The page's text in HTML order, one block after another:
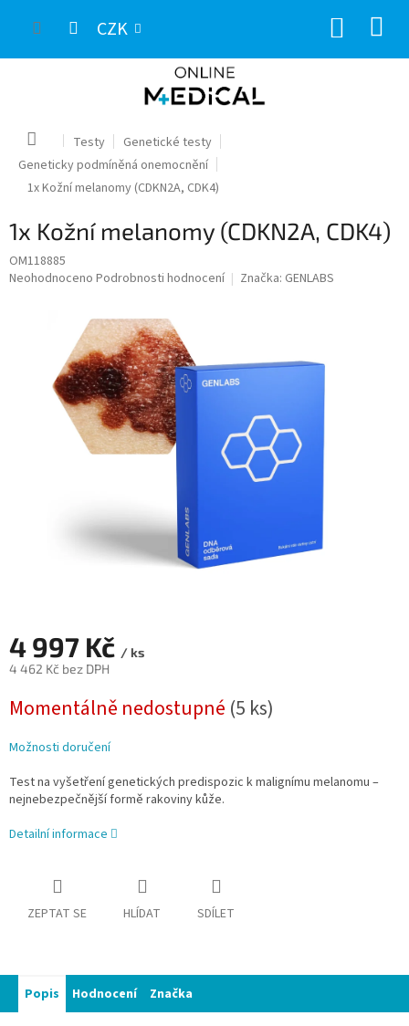
CZK
Domů Testy
Genetické testy
Geneticky podmíněná onemocnění
1x Kožní melanomy (CDKN2A, CDK4)
1x Kožní melanomy (CDKN2A, CDK4)
OM118885
Průměrné
hvězdiček.
Neohodnoceno Podrobnosti hodnocení Značka: GENLABS
4 997 Kč / ks
4 462 Kč bez DPH
cena:
Momentálně nedostupné (5 ks)
Možnosti doručení
Test na vyšetření genetických predispozic k malignímu melanomu –
nejnebezpečnější formě rakoviny kůže.
Detailní informace
ZEPTAT SE HLÍDAT SDÍLET
Popis Hodnocení Značka